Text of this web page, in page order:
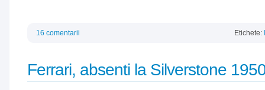
16 comentarii Etichete:
Ferrari, absenti la Silverstone